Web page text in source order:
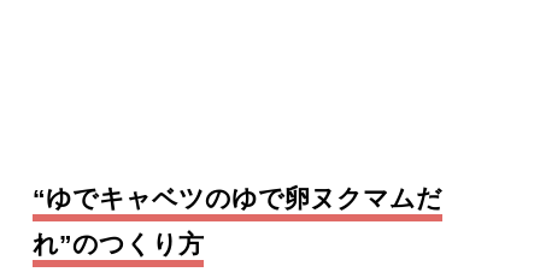
“ゆでキャベツのゆで卵ヌクマムだ
れ”のつくり方